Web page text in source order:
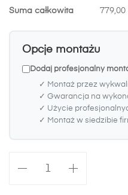
Suma całkowita 779,00
Opcje montażu
Dodaj profesjonalny
✓ Montaż przez
✓ Gwarancja na
✓ Użycie
✓ Montaż w siedzibie